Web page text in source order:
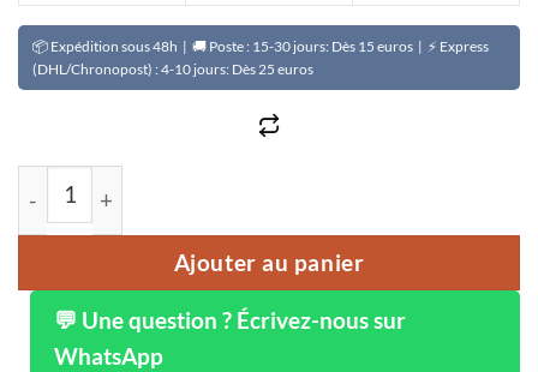
📦 Expédition sous 48h | 🚚 Poste : 15-30 jours: Dès 15 euros | ⚡ Express
(DHL/Chronopost) : 4-10 jours: Dès 25 euros
quantité de RAF 1000 W presse-agrumes à 2 lames
Ajouter au panier
💬 Une question ? Écrivez-nous sur
WhatsApp